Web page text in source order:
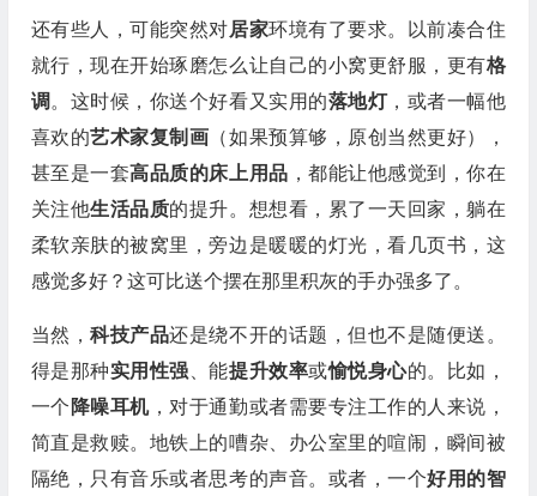
还有些人，可能突然对居家环境有了要求。以前凑合住
就行，现在开始琢磨怎么让自己的小窝更舒服，更有格
调 。这时候，你送个好看又实用的落地灯，或者一幅他
喜欢的艺术家复制画 （如果预算够，原创当然更好），
甚至是一套高品质的床上用品 ，都能让他感觉到，你在
关注他生活品质的提升。想想看，累了一天回家，躺在
柔软亲肤的被窝里，旁边是暖暖的灯光，看几页书，这
感觉多好？这可比送个摆在那里积灰的手办强多了。
当然，科技产品还是绕不开的话题，但也不是随便送。
得是那种实用性强 、能提升效率或愉悦身心的。比如，
一个 降噪耳机，对于通勤或者需要专注工作的人来说，
简直是救赎。地铁上的嘈杂、办公室里的喧闹，瞬间被
隔绝，只有音乐或者思考的声音。或者，一个好用的智